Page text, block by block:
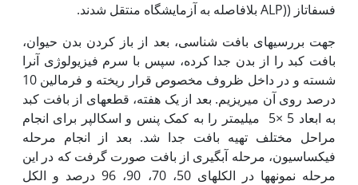
فسفاتاز ((ALP بلافاصله به آزمایشگاه منتقل شدند.
جهت بررسی­های بافت شناسی، بعد از باز کردن بدن حیوان،
بافت کبد را از بدن جدا کرده، سپس با سرم فیزیولوژی آن‏را
شسته و در داخل ظروف مخصوص قرار ریخته و فرمالین 10
درصد روی آن می­ریزیم. بعد از یک هفته، قطعه­ای از بافت کبد
به ابعاد 5 ­­×5 میلی‏متر را به کمک پنس و اسکالپر برای انجام
مراحل مختلف تهیه بافت جدا شد. بعد از انجام مرحله
فیکساسیون، مرحله آب‏گیری از بافت صورت گرفت که در این
مرحله نمونه­ها در الکل­های 50، 70، 90، 96 درصد و الکل